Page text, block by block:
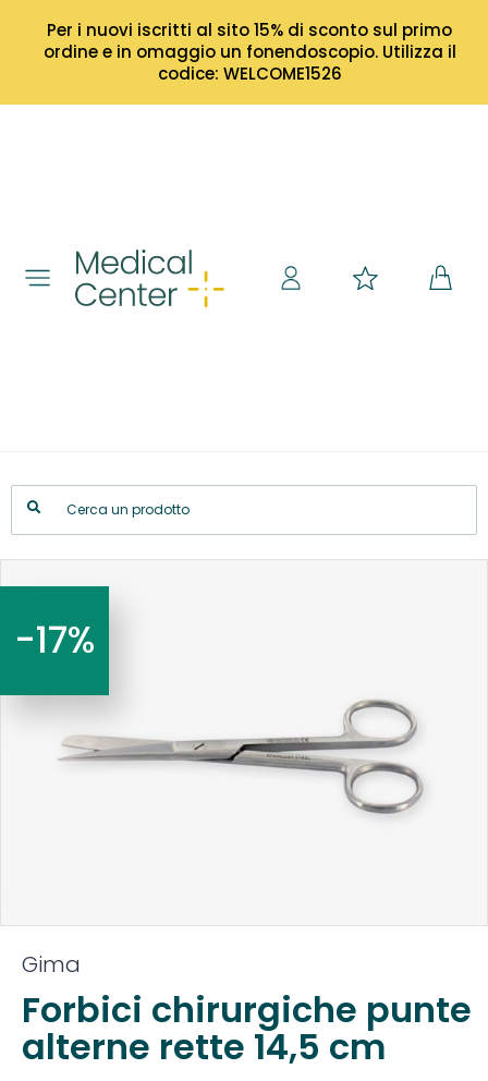
Per i nuovi iscritti al sito 15% di sconto sul primo
ordine e in omaggio un fonendoscopio. Utilizza il
codice: WELCOME1526
-17%
Gima
Forbici chirurgiche punte
alterne rette 14,5 cm